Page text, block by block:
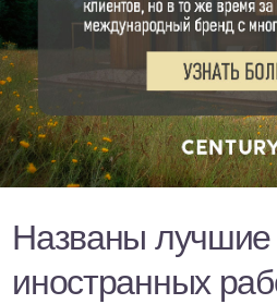
Названы лучшие
иностранных